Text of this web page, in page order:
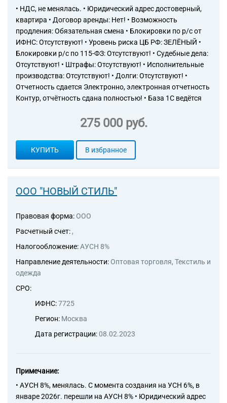
• НДС, не менялась. • Юридический адрес достоверный,
квартира • Договор аренды: Нет! • Возможность
продления: Обязательная смена • Блокировки по р/с от
ИФНС: Отсутствуют! • Уровень риска ЦБ РФ: ЗЕЛЁНЫЙ •
Блокировки р/с по 115-ФЗ: Отсутствуют! • Судебные дела:
Отсутствуют! • Штрафы: Отсутствуют! • Исполнительные
производства: Отсутствуют! • Долги: Отсутствуют! •
Отчетность сдается Электронно, электронная отчетность
Контур, отчётность сдана полностью! • База 1С ведётся
275 000 руб.
КУПИТЬ В избранное
ООО "НОВЫЙ СТИЛЬ"
Правовая форма: ООО
Расчетный счет: ,
Налогообложение:АУСН 8%
Направление деятельности: Оптовая торговля, Текстиль и
одежда
СРО:
ИФНС:7725
Регион: Москва
Дата регистрации:08.02.2023
Примечание:
• АУСН 8%, менялась. С момента создания на УСН 6%, в
январе 2026г. перешли на АУСН 8% • Юридический адрес